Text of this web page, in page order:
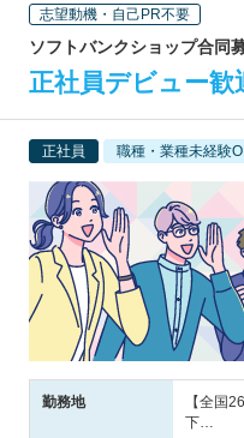
志望動機・自己PR不要
ソフトバンクショップ合
正社員デビュー歓
正社員 職種・業種未経験
勤務地
【全国
下…